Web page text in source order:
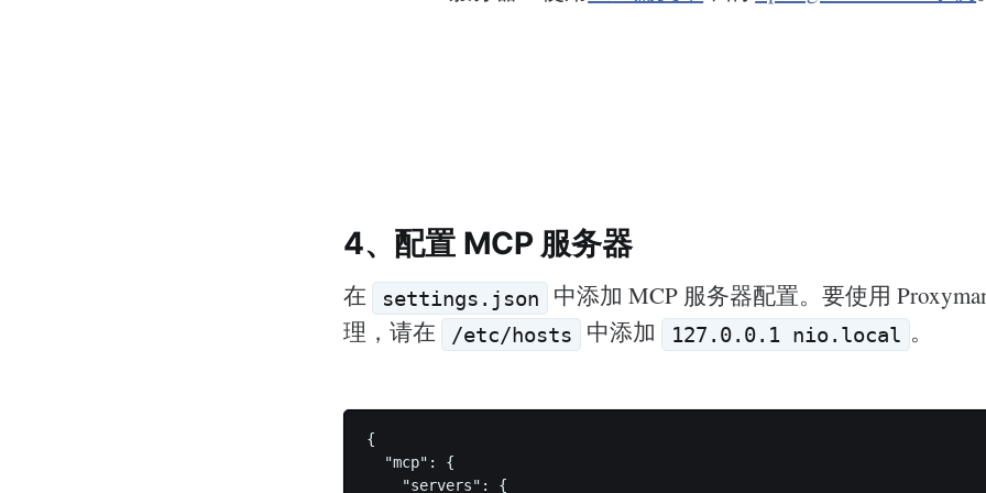
4、配置 MCP 服务器
在 settings.json
中添加 MCP 服务器配置。要使用
理，请在
/etc/hosts 中添加 127.0.0.1 nio.local 。
{
  "mcp": {
    "servers": {